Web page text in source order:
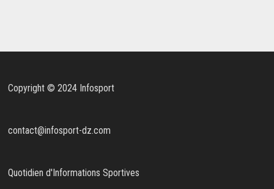
Copyright © 2024 Infosport
contact@infosport-dz.com
Quotidien d'Informations Sportives